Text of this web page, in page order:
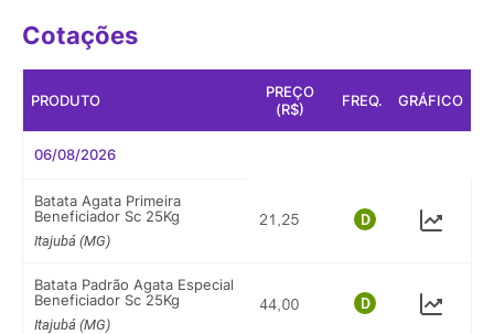
Cotações
PRODUTO
PREÇO
(R$)
FREQ. GRÁFICO
06/08/2026
Batata Agata Primeira
Beneficiador Sc 25Kg
Itajubá (MG)
Batata Padrão Agata Especial
Beneficiador Sc 25Kg
Itajubá (MG)